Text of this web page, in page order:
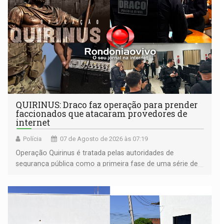
QUIRINUS: Draco faz operação para prender
faccionados que atacaram provedores de
internet
Polícia 07 de Agosto de 2026 às 07:19
Operação Quirinus é tratada pelas autoridades de
segurança pública como a primeira fase de uma série de